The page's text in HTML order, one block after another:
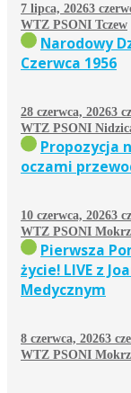
7 lipca, 20263
WTZ PSONI Tczew
Narodowy
Czerwca 1956
28 czerwca, 20263
WTZ PSONI
Propozycja
oczami
10 czerwca, 20263
WTZ PSONI
Pierwsza
życie! LIVE z
Medycznym
8 czerwca, 20263
WTZ PSONI